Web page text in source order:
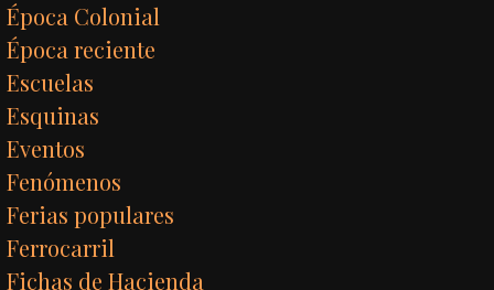
Época Colonial
Época reciente
Escuelas
Esquinas
Eventos
Fenómenos
Ferias populares
Ferrocarril
Fichas de Hacienda